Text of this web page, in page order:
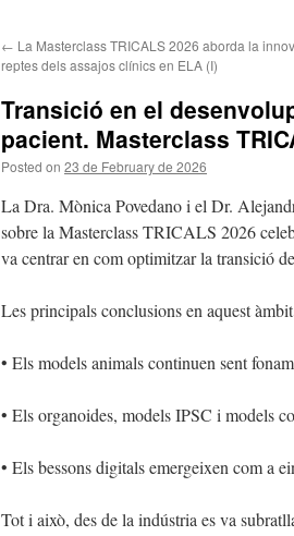
← La Masterclass TRICALS 2026 aborda la
reptes dels assajos clínics en ELA (I)
Transició en el
pacient. Masterclass
Posted on 23 de February de 2026
La Dra. Mònica Povedano i el Dr.
sobre la Masterclass TRICALS 2026
va centrar en com optimitzar la transició
Les principals conclusions en aquest
• Els models animals continuen sent
• Els organoides, models IPSC i models
• Els bessons digitals emergeixen com a
Tot i això, des de la indústria es va